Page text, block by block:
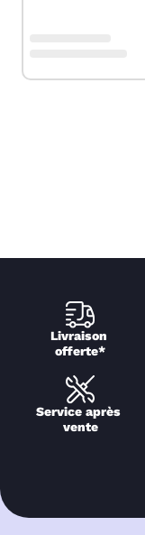
Livraison
offerte*
Service après
vente